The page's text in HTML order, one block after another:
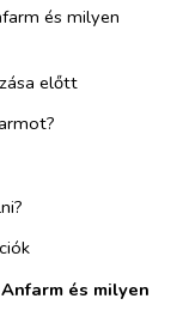
és milyen
előtt
és milyen